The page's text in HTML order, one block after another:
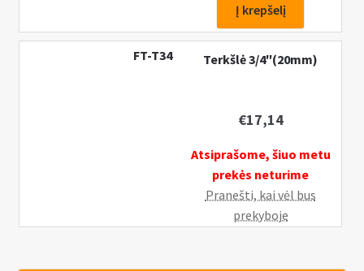
lenkta
1/2cal
Į krepšelį
FT-T34 Terkšlė 3/4″(20mm)
€17,14
Atsiprašome, šiuo metu
prekės neturime
Pranešti, kai vėl bus
prekyboje